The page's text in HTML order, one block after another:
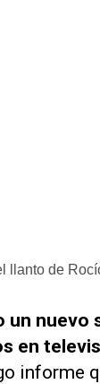
llanto de
un nuevo
en
informe